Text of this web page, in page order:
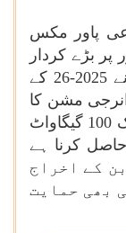
پاور مکس
پر بڑے کردار
پر مرکوز کر رکھی ہیں ۔ حکومت نے 2025-26 کے
مشن کا
اعلان کیا ہے ۔ جس کا مقصد 2047 تک 100 گیگاواٹ
کرنا ہے
کاربن کے اخراج
بھی حمایت